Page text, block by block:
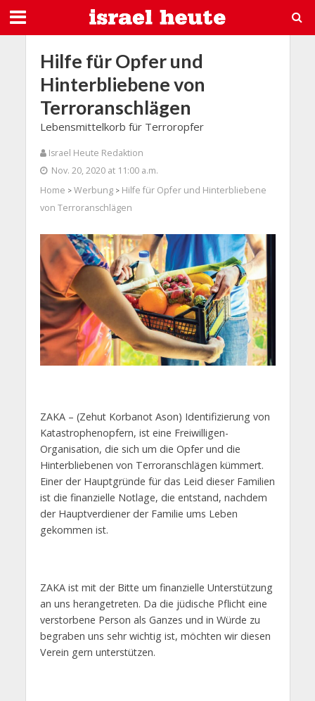
Hilfe für Opfer und
Hinterbliebene von
Terroranschlägen
Lebensmittelkorb für Terroropfer
Israel Heute Redaktion
Nov. 20, 2020 at 11:00 a.m.
Home > Werbung> Hilfe für Opfer und Hinterbliebene
von Terroranschlägen
ZAKA – (Zehut Korbanot Ason) Identifizierung von
Katastrophenopfern, ist eine Freiwilligen-
Organisation, die sich um die Opfer und die
Hinterbliebenen von Terroranschlägen kümmert.
Einer der Hauptgründe für das Leid dieser Familien
ist die finanzielle Notlage, die entstand, nachdem
der Hauptverdiener der Familie ums Leben
gekommen ist.
ZAKA ist mit der Bitte um finanzielle Unterstützung
an uns herangetreten. Da die jüdische Pflicht eine
verstorbene Person als Ganzes und in Würde zu
begraben uns sehr wichtig ist, möchten wir diesen
Verein gern unterstützen.